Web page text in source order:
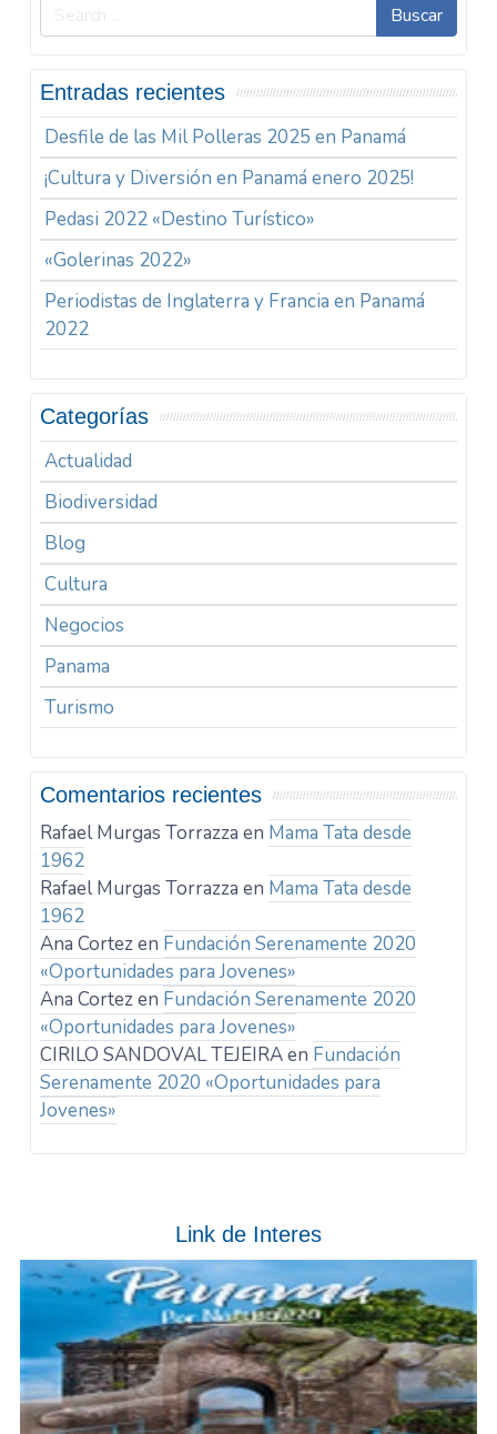
Buscar
Entradas recientes
Desfile de las Mil Polleras 2025 en Panamá
¡Cultura y Diversión en Panamá enero 2025!
Pedasi 2022 «Destino Turístico»
«Golerinas 2022»
Periodistas de Inglaterra y Francia en Panamá
2022
Categorías
Actualidad
Biodiversidad
Blog
Cultura
Negocios
Panama
Turismo
Comentarios recientes
Rafael Murgas Torrazza en Mama Tata desde
1962
Rafael Murgas Torrazza en Mama Tata desde
1962
Ana Cortezen Fundación Serenamente 2020
«Oportunidades para Jovenes»
Ana Cortezen Fundación Serenamente 2020
«Oportunidades para Jovenes»
CIRILO SANDOVAL TEJEIRAen Fundación
Serenamente 2020 «Oportunidades para
Jovenes»
Link de Interes